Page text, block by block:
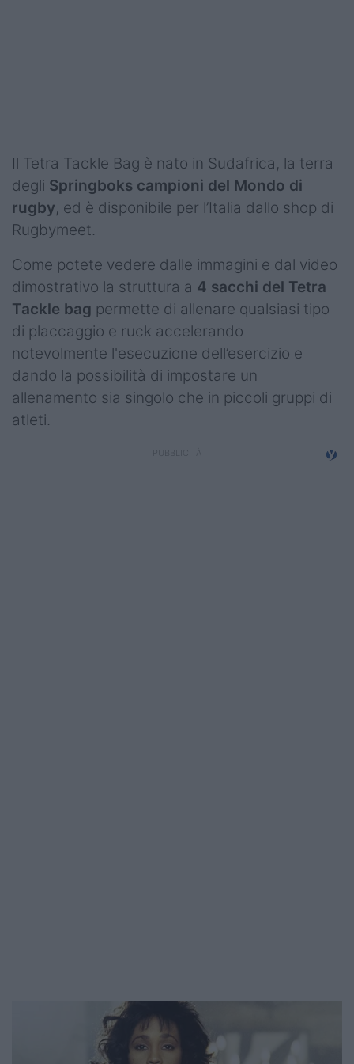
Il Tetra Tackle Bag è nato in Sudafrica, la terra
degli Springboks campioni del Mondo di
rugby, ed è disponibile per l’Italia dallo shop di
Rugbymeet.
Come potete vedere dalle immagini e dal video
dimostrativo la struttura a 4 sacchi del Tetra
Tackle bag permette di allenare qualsiasi tipo
di placcaggio e ruck accelerando
notevolmente l'esecuzione dell’esercizio e
dando la possibilità di impostare un
allenamento sia singolo che in piccoli gruppi di
atleti.